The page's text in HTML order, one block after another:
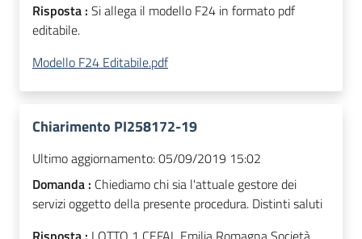
Risposta : Si allega il modello F24 in formato pdf
editabile.
Modello F24 Editabile.pdf
Chiarimento PI258172-19
Ultimo aggiornamento:05/09/2019 15:02
Domanda : Chiediamo chi sia l'attuale gestore dei
servizi oggetto della presente procedura. Distinti saluti